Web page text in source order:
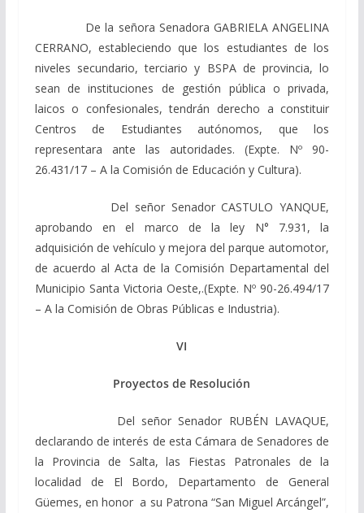
De la señora Senadora GABRIELA ANGELINA
CERRANO, estableciendo que los estudiantes de los
niveles secundario, terciario y BSPA de provincia, lo
sean de instituciones de gestión pública o privada,
laicos o confesionales, tendrán derecho a constituir
Centros de Estudiantes autónomos, que los
representara ante las autoridades. (Expte. Nº 90-
26.431/17 – A la Comisión de Educación y Cultura).
Del señor Senador CASTULO YANQUE,
aprobando en el marco de la ley N° 7.931, la
adquisición de vehículo y mejora del parque automotor,
de acuerdo al Acta de la Comisión Departamental del
Municipio Santa Victoria Oeste,.(Expte. Nº 90-26.494/17
– A la Comisión de Obras Públicas e Industria).
VI
Proyectos de Resolución
Del señor Senador RUBÉN LAVAQUE,
declarando de interés de esta Cámara de Senadores de
la Provincia de Salta, las Fiestas Patronales de la
localidad de El Bordo, Departamento de General
Güemes, en honor a su Patrona “San Miguel Arcángel”,